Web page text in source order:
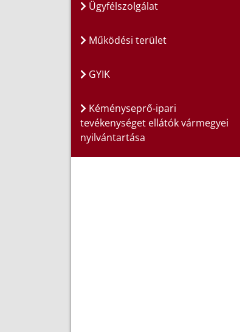
Ügyfélszolgálat
Működési terület
GYIK
Kéményseprő-ipari
tevékenységet ellátók vármegyei
nyilvántartása